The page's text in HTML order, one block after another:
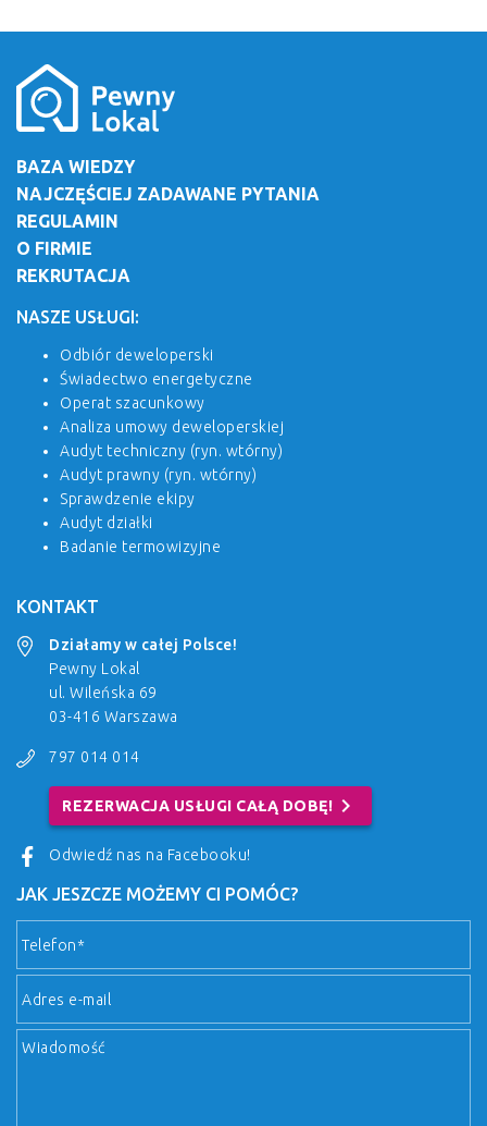
BAZA WIEDZY
NAJCZĘŚCIEJ ZADAWANE PYTANIA
REGULAMIN
O FIRMIE
REKRUTACJA
NASZE USŁUGI:
Odbiór deweloperski
Świadectwo energetyczne
Operat szacunkowy
Analiza umowy deweloperskiej
Audyt techniczny (ryn. wtórny)
Audyt prawny (ryn. wtórny)
Sprawdzenie ekipy
Audyt działki
Badanie termowizyjne
KONTAKT
Działamy w całej Polsce!
Pewny Lokal
ul. Wileńska 69
03-416 Warszawa
797 014 014
REZERWACJA USŁUGI CAŁĄ DOBĘ! chevron_right
Odwiedź nas na Facebooku!
JAK JESZCZE MOŻEMY CI POMÓC?